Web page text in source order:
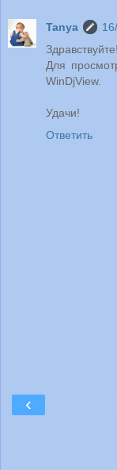
Tanya
Здравствуйте!
Для
WinDjView.
Удачи!
Ответить
‹